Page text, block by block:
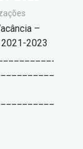
–
2023